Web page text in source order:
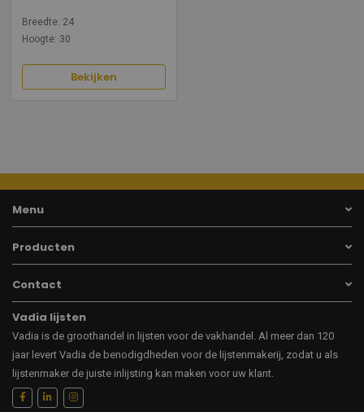
Breedte: 24
Hoogte: 30
Bekijken
Menu
Producten
Contact
Vadia lijsten
Vadia is de groothandel in lijsten voor de vakhandel. Al meer dan 120
jaar levert Vadia de benodigdheden voor de lijstenmakerij, zodat u als
lijstenmaker de juiste inlijsting kan maken voor uw klant.